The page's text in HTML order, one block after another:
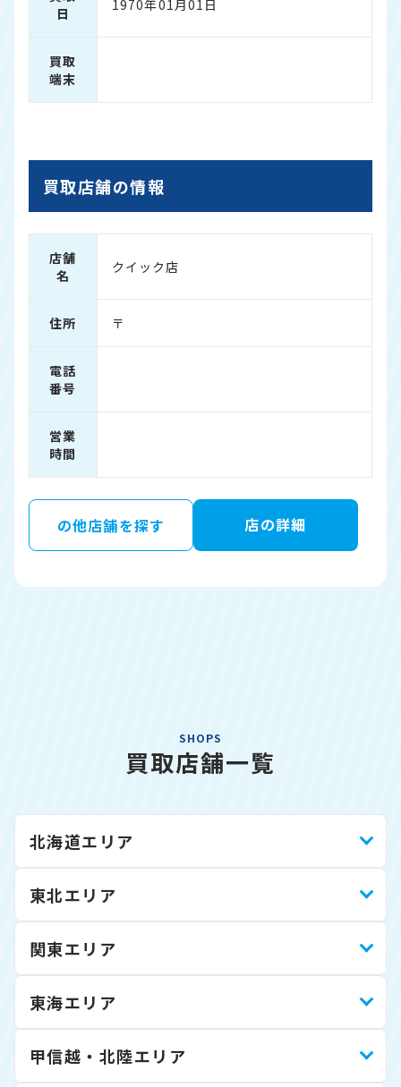
日
1970年01月01日
買取
端末
買取店舗の情報
店舗
名
クイック店
住所 〒
電話
番号
営業
時間
の他店舗を探す 店の詳細
SHOPS
買取店舗一覧
北海道エリア
東北エリア
関東エリア
東海エリア
甲信越・北陸エリア